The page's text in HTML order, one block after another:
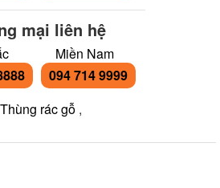
mại liên hệ
Miền Nam
094 714 9999
Thùng rác gỗ ,